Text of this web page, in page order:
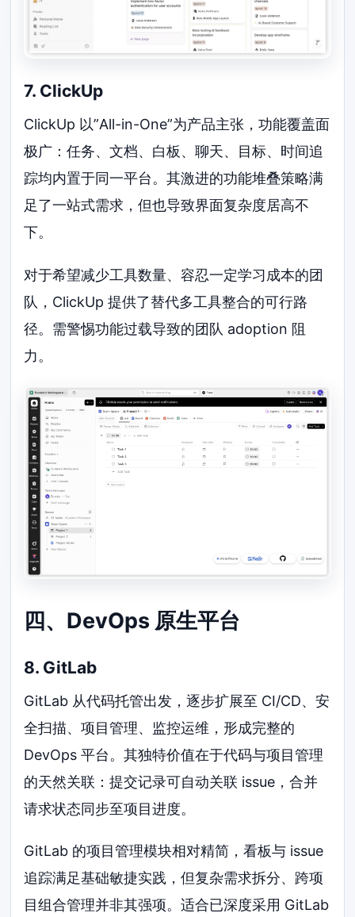
7. ClickUp
ClickUp 以”All-in-One”为产品主张，功能覆盖面
极广：任务、文档、白板、聊天、目标、时间追
踪均内置于同一平台。其激进的功能堆叠策略满
足了一站式需求，但也导致界面复杂度居高不
下。
对于希望减少工具数量、容忍一定学习成本的团
队，ClickUp 提供了替代多工具整合的可行路
径。需警惕功能过载导致的团队 adoption 阻
力。
四、DevOps 原生平台
8. GitLab
GitLab 从代码托管出发，逐步扩展至 CI/CD、安
全扫描、项目管理、监控运维，形成完整的
DevOps 平台。其独特价值在于代码与项目管理
的天然关联：提交记录可自动关联 issue，合并
请求状态同步至项目进度。
GitLab 的项目管理模块相对精简，看板与 issue
追踪满足基础敏捷实践，但复杂需求拆分、跨项
目组合管理并非其强项。适合已深度采用 GitLab